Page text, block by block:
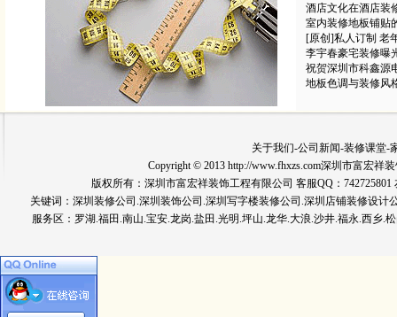
酒店文化在酒店装
室内装修地板铺贴
[原创]私人订制 老
李宇春豪宅装修曝
祝贺深圳市科鑫源
地板色调与装修风
关于我们-公司新闻-装修课堂-
Copyright © 2013 http://www.fhxzs.com深圳市富宏祥
版权所有：深圳市富宏祥装饰工程有限公司 客服QQ：742725801
关键词： 深圳装修公司 .深圳装饰公司.深圳写字楼装修公司.深圳店铺装修设
服务区：罗湖.福田.南山.宝安.龙岗.盐田.光明.坪山.龙华.大浪.沙井.福永.西乡.